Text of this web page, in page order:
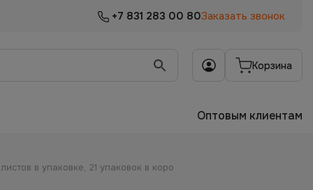
+7 831 283 00 80Заказать звонок
Корзина
Оптовым клиентам
в упаковке, 21 упаковок в коро